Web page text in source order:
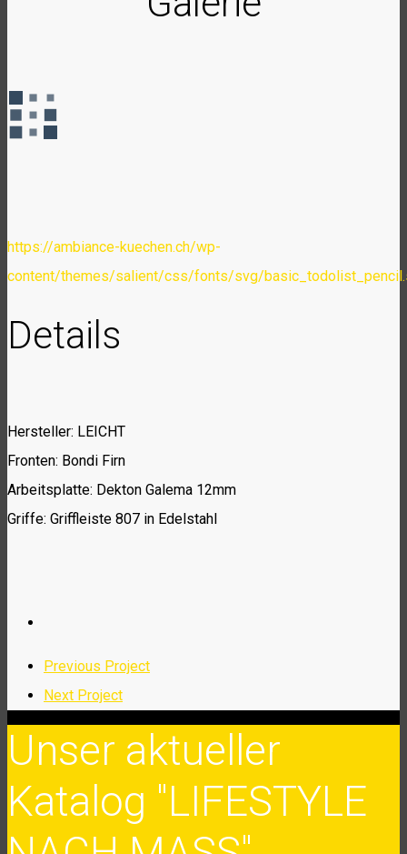
https://ambiance-kuechen.ch/wp-
content/themes/salient/css/fonts/svg/
Details
Hersteller: LEICHT
Fronten: Bondi Firn
Arbeitsplatte: Dekton Galema 12mm
Griffe: Griffleiste 807 in Edelstahl
Previous Project
Next Project
Unser aktueller
Katalog "LIFESTYLE